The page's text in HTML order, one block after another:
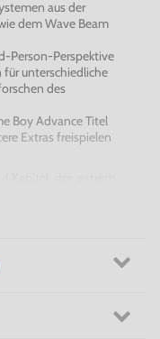
aus der
dem Wave Beam
Person-Perspektive
für unterschiedliche
des
Boy Advance Titel
Extras freispielen
in echter Metroid-
aussehendes
Metroid Prime für
Gameplay mit
kann in den Fights